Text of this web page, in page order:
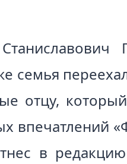
семья
отцу,
впечатлений
в